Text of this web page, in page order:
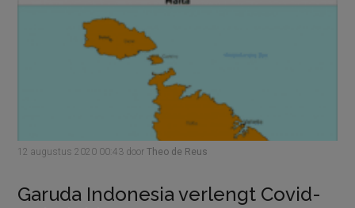
12 augustus 2020 00:43 doorTheo de Reus
Garuda Indonesia verlengt Covid-